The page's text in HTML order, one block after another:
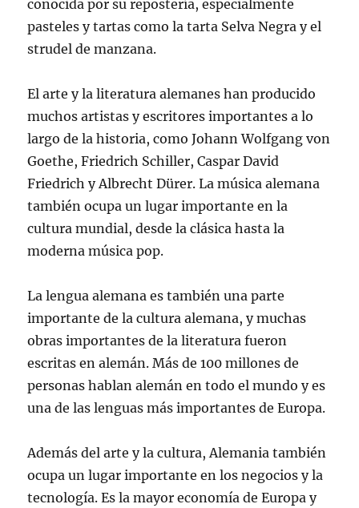
conocida por su repostería, especialmente
pasteles y tartas como la tarta Selva Negra y el
strudel de manzana.
El arte y la literatura alemanes han producido
muchos artistas y escritores importantes a lo
largo de la historia, como Johann Wolfgang von
Goethe, Friedrich Schiller, Caspar David
Friedrich y Albrecht Dürer. La música alemana
también ocupa un lugar importante en la
cultura mundial, desde la clásica hasta la
moderna música pop.
La lengua alemana es también una parte
importante de la cultura alemana, y muchas
obras importantes de la literatura fueron
escritas en alemán. Más de 100 millones de
personas hablan alemán en todo el mundo y es
una de las lenguas más importantes de Europa.
Además del arte y la cultura, Alemania también
ocupa un lugar importante en los negocios y la
tecnología. Es la mayor economía de Europa y